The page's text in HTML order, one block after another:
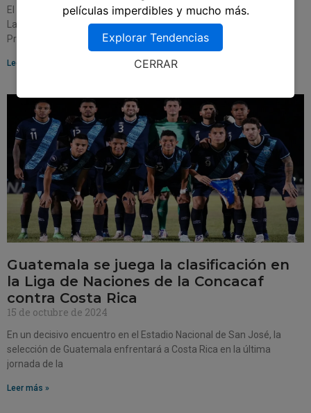
El inminente enfrentamiento entre Real Madrid y Barcelona en
LaLiga 2024/25 promete ser más que un simple partido de fútbol.
Programado para el 26 de
Leer más »
Guatemala se juega la clasificación en
la Liga de Naciones de la Concacaf
contra Costa Rica
15 de octubre de 2024
En un decisivo encuentro en el Estadio Nacional de San José, la
selección de Guatemala enfrentará a Costa Rica en la última
jornada de la
Leer más »
películas imperdibles y mucho más.
Explorar Tendencias
CERRAR